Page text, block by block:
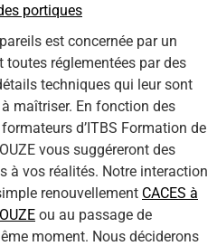
portiques
est concernée par un
toutes réglementées par des
techniques qui leur sont
maîtriser. En fonction des
d’ITBS Formation de
vous suggéreront des
à vos réalités. Notre interaction
renouvellement CACES à
ou au passage de
moment. Nous déciderons